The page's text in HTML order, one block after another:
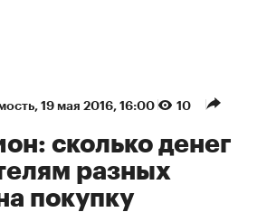
⁠, 19 мая 2016, 16:00 10
сколько денег
разных
покупку